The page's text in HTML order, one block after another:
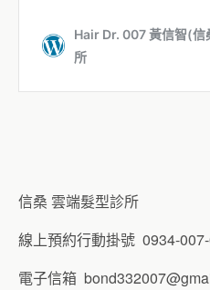
信桑 雲端髮型診所
線上預約行動掛號 0934-
電子信箱